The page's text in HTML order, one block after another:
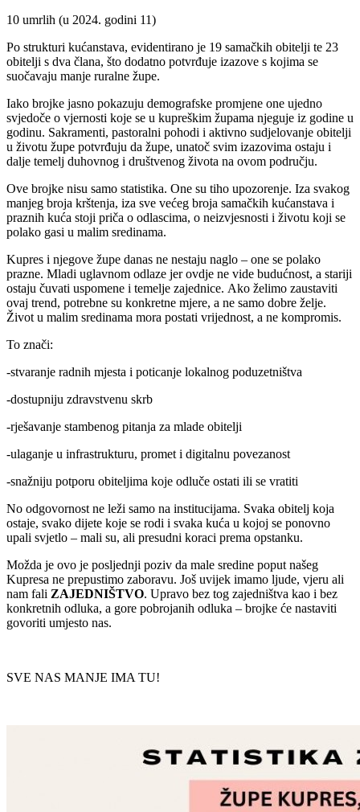
10 umrlih (u 2024. godini 11)
Po strukturi kućanstava, evidentirano je 19 samačkih obitelji te 23
obitelji s dva člana, što dodatno potvrđuje izazove s kojima se
suočavaju manje ruralne župe.
Iako brojke jasno pokazuju demografske promjene one ujedno
svjedoče o vjernosti koje se u kupreškim župama njeguje iz godine u
godinu. Sakramenti, pastoralni pohodi i aktivno sudjelovanje obitelji
u životu župe potvrđuju da župe, unatoč svim izazovima ostaju i
dalje temelj duhovnog i društvenog života na ovom području.
Ove brojke nisu samo statistika. One su tiho upozorenje. Iza svakog
manjeg broja krštenja, iza sve većeg broja samačkih kućanstava i
praznih kuća stoji priča o odlascima, o neizvjesnosti i životu koji se
polako gasi u malim sredinama.
Kupres i njegove župe danas ne nestaju naglo – one se polako
prazne. Mladi uglavnom odlaze jer ovdje ne vide budućnost, a stariji
ostaju čuvati uspomene i temelje zajednice. Ako želimo zaustaviti
ovaj trend, potrebne su konkretne mjere, a ne samo dobre želje.
Život u malim sredinama mora postati vrijednost, a ne kompromis.
To znači:
-stvaranje radnih mjesta i poticanje lokalnog poduzetništva
-dostupniju zdravstvenu skrb
-rješavanje stambenog pitanja za mlade obitelji
-ulaganje u infrastrukturu, promet i digitalnu povezanost
-snažniju potporu obiteljima koje odluče ostati ili se vratiti
No odgovornost ne leži samo na institucijama. Svaka obitelj koja
ostaje, svako dijete koje se rodi i svaka kuća u kojoj se ponovno
upali svjetlo – mali su, ali presudni koraci prema opstanku.
Možda je ovo je posljednji poziv da male sredine poput našeg
Kupresa ne prepustimo zaboravu. Još uvijek imamo ljude, vjeru ali
nam fali ZAJEDNIŠTVO. Upravo bez tog zajedništva kao i bez
konkretnih odluka, a gore pobrojanih odluka – brojke će nastaviti
govoriti umjesto nas.
SVE NAS MANJE IMA TU!